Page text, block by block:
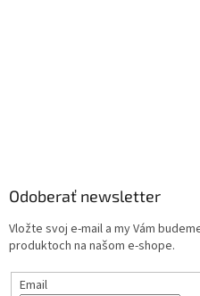
Odoberať newsletter
Vložte svoj e-mail a my Vám
produktoch na našom e-shope.
Email